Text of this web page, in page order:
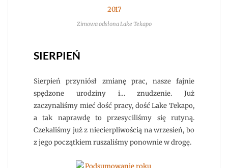
Zimowa odsłona Lake Tekapo
SIERPIEŃ
Sierpień przyniósł zmianę prac, nasze fajnie
spędzone urodziny i… znudzenie. Już
zaczynaliśmy mieć dość pracy, dość Lake Tekapo,
a tak naprawdę to przesyciliśmy się rutyną.
Czekaliśmy już z niecierpliwością na wrzesień, bo
z jego początkiem ruszaliśmy ponownie w drogę.